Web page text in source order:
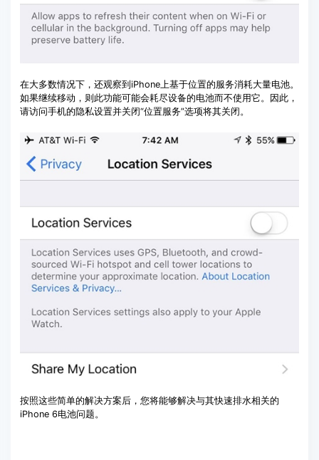
在大多数情况下，还观察到iPhone上基于位置的服务消耗大量电池。
如果继续移动，则此功能可能会耗尽设备的电池而不使用它。因此，
请访问手机的隐私设置并关闭“位置服务”选项将其关闭。
按照这些简单的解决方案后，您将能够解决与其快速排水相关的
iPhone 6电池问题。